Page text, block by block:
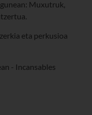
Muxutruk,
eta perkusioa
- Incansables